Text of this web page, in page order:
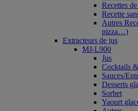
Recettes
Recette
Autres
pizza…)
Extracteurs de jus
MJ-L900
Jus
Cocktails
Sauces/
Desserts
Sorbet
Yaourt